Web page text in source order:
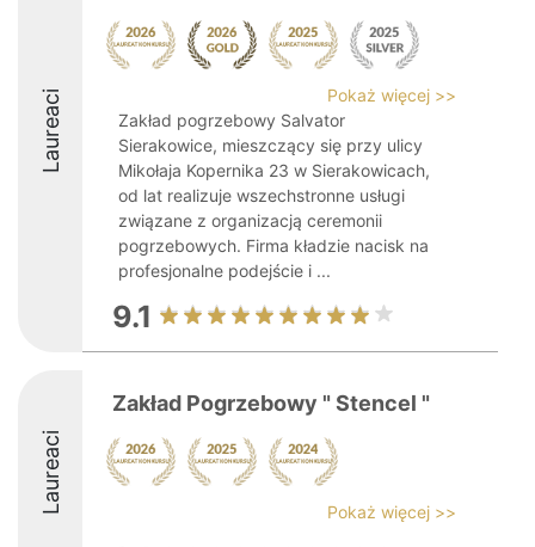
Laureaci
Pokaż więcej >>
Zakład pogrzebowy Salvator
Sierakowice, mieszczący się przy ulicy
Mikołaja Kopernika 23 w Sierakowicach,
od lat realizuje wszechstronne usługi
związane z organizacją ceremonii
pogrzebowych. Firma kładzie nacisk na
profesjonalne podejście i ...
9.1
Laureaci
Zakład Pogrzebowy " Stencel "
Pokaż więcej >>